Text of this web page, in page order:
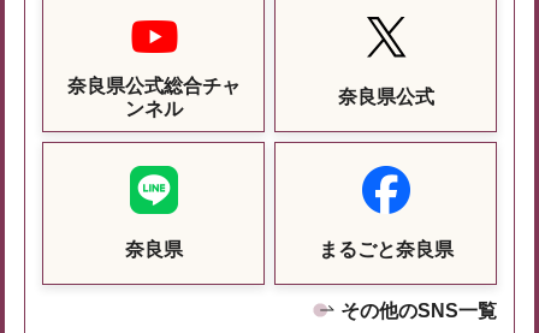
奈良県公式総合チャ
ンネル
奈良県公式
奈良県 まるごと奈良県
その他のSNS一覧